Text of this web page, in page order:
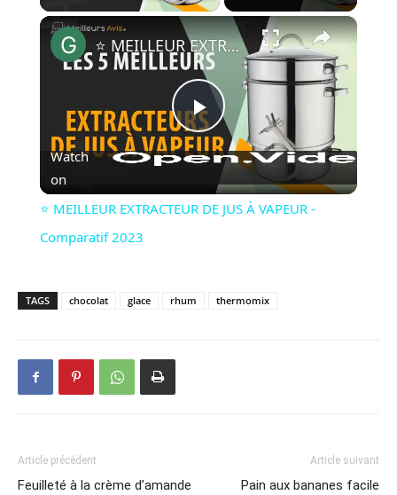
×
Play
Video
⭐️ MEILLEUR EXTRACTEUR DE JUS À VAPEUR - Comparatif 2023
Watch
on
⭐️ MEILLEUR EXTRACTEUR DE JUS À VAPEUR -
Comparatif 2023
TAGS chocolat glace rhum thermomix
Article précédent
Feuilleté à la crème d’amande
Article suivant
Pain aux bananes facile